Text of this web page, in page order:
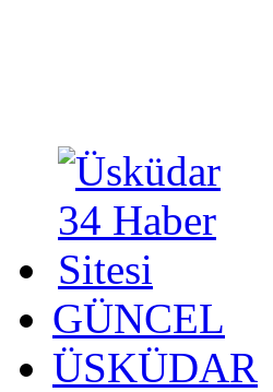
GÜNCEL
ÜSKÜDAR